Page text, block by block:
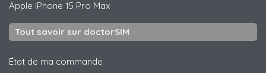
Apple iPhone 15 Pro Max
Tout savoir sur doctorSIM
État de ma commande